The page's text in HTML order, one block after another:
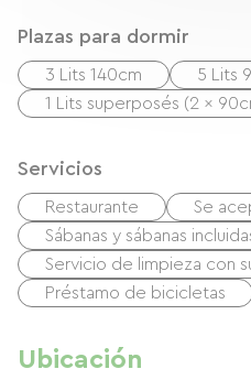
Plazas para dormir
3 Lits 140cm
5 Lits
1 Lits superposés (2 x
Servicios
Restaurante
Se
Sábanas y sábanas
Servicio de limpieza con
Préstamo de bicicletas
Ubicación